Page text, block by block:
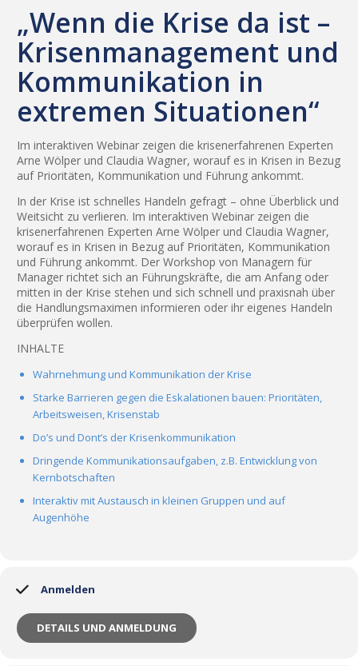
„Wenn die Krise da ist –
Krisenmanagement und
Kommunikation in
extremen Situationen“
Im interaktiven Webinar zeigen die krisenerfahrenen Experten
Arne Wölper und Claudia Wagner, worauf es in Krisen in Bezug
auf Prioritäten, Kommunikation und Führung ankommt.
In der Krise ist schnelles Handeln gefragt – ohne Überblick und
Weitsicht zu verlieren. Im interaktiven Webinar zeigen die
krisenerfahrenen Experten Arne Wölper und Claudia Wagner,
worauf es in Krisen in Bezug auf Prioritäten, Kommunikation
und Führung ankommt. Der Workshop von Managern für
Manager richtet sich an Führungskräfte, die am Anfang oder
mitten in der Krise stehen und sich schnell und praxisnah über
die Handlungsmaximen informieren oder ihr eigenes Handeln
überprüfen wollen.
INHALTE
Wahrnehmung und Kommunikation der Krise
Starke Barrieren gegen die Eskalationen bauen: Prioritäten,
Arbeitsweisen, Krisenstab
Do’s und Dont’s der Krisenkommunikation
Dringende Kommunikationsaufgaben, z.B. Entwicklung von
Kernbotschaften
Interaktiv mit Austausch in kleinen Gruppen und auf
Augenhöhe
Anmelden
DETAILS UND ANMELDUNG